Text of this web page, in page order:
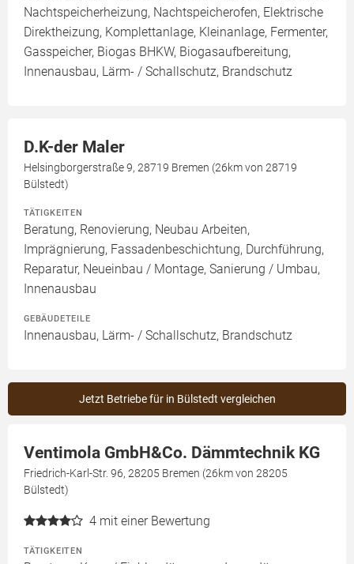
Nachtspeicherheizung, Nachtspeicherofen, Elektrische
Direktheizung, Komplettanlage, Kleinanlage, Fermenter,
Gasspeicher, Biogas BHKW, Biogasaufbereitung,
Innenausbau, Lärm- / Schallschutz, Brandschutz
D.K-der Maler
Helsingborgerstraße 9, 28719 Bremen (26km von 28719
Bülstedt)
TÄTIGKEITEN
Beratung, Renovierung, Neubau Arbeiten,
Imprägnierung, Fassadenbeschichtung, Durchführung,
Reparatur, Neueinbau / Montage, Sanierung / Umbau,
Innenausbau
GEBÄUDETEILE
Innenausbau, Lärm- / Schallschutz, Brandschutz
Jetzt Betriebe für in Bülstedt vergleichen
Ventimola GmbH&Co. Dämmtechnik KG
Friedrich-Karl-Str. 96, 28205 Bremen (26km von 28205
Bülstedt)
4 mit einer Bewertung
TÄTIGKEITEN